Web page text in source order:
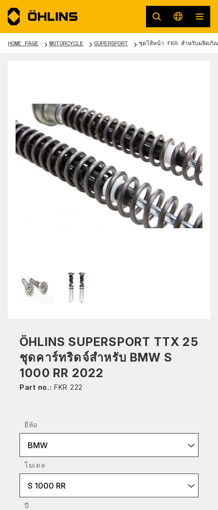
HOME PAGE MOTORCYCLE SUPERSPORT ชุดไส้หน้า FKR สำหรับผลิตภัณ
ÖHLINS SUPERSPORT TTX 25
ชุดคาร์ทริดจ์สำหรับ BMW S
1000 RR 2022
Part no.: FKR 222
ยี่ห้อ
BMW
โมเดล
S 1000 RR
ปี